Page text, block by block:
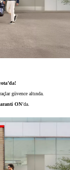
güvence altında.
ON’da.